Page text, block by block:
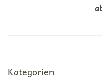
Kategorien